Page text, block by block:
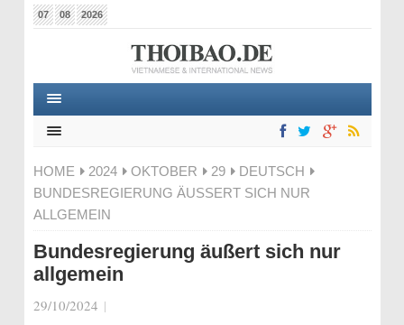
07 08 2026
HOME 2024 OKTOBER 29
DEUTSCH
BUNDESREGIERUNG ÄUSSERT SICH NUR A
LLGEMEIN
Bundesregierung äußert sich nur
allgemein
29/10/2024 |